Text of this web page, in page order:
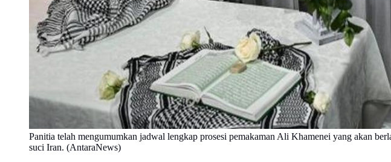
Panitia telah mengumumkan jadwal lengkap prosesi pemakaman Ali Khamenei yang akan
suci Iran. (AntaraNews)